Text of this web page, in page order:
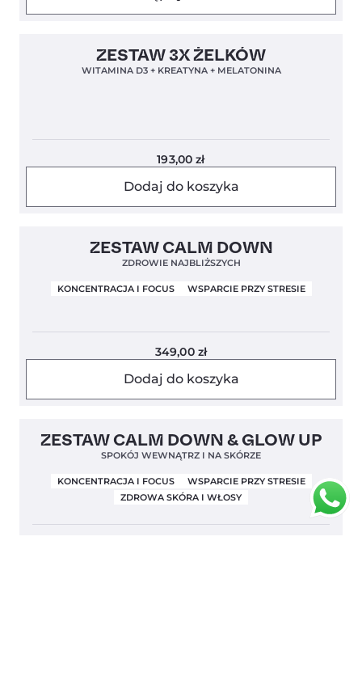
ZESTAW 3X ŻELKÓW
WITAMINA D3 + KREATYNA + MELATONINA
193,00zł
Dodaj do koszyka
ZESTAW CALM DOWN
ZDROWIE NAJBLIŻSZYCH
KONCENTRACJA I FOCUS WSPARCIE PRZY STRESIE
349,00 zł
Dodaj do koszyka
ZESTAW CALM DOWN & GLOW UP
SPOKÓJ WEWNĄTRZ I NA SKÓRZE
KONCENTRACJA I FOCUS
WSPARCIE PRZY STRESIE
ZDROWA SKÓRA I WŁOSY